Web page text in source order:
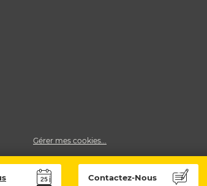
Gérer mes cookies...
Contactez-Nous